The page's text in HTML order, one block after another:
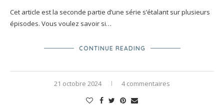
Cet article est la seconde partie d’une série s’étalant sur plusieurs
épisodes. Vous voulez savoir si…
CONTINUE READING
21 octobre 2024 4 commentaires